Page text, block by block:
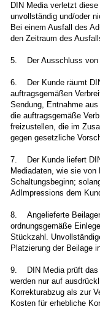
DIN Media verletzt
unvollständig und/oder
Bei einem Ausfall des
den Zeitraum des
5. Der Ausschluss von
6. Der Kunde räumt
auftragsgemäßen
Sendung, Entnahme
die auftragsgemäße
freizustellen, die im
gegen gesetzliche
7. Der Kunde liefert DIN
Mediadaten, wie sie
Schaltungsbeginn;
AdImpressions dem
8. Angelieferte Beilagen
ordnungsgemäße
Stückzahl.
Platzierung der Beilage
9. DIN Media prüft das
werden nur auf
Korrekturabzug als zur
Kosten für erhebliche